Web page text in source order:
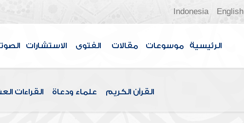
English
Indonesia
الرئيسية موسوعات مقالات الفتوى الاستشارات
القرآن الكريم علماء ودعاة القراءات